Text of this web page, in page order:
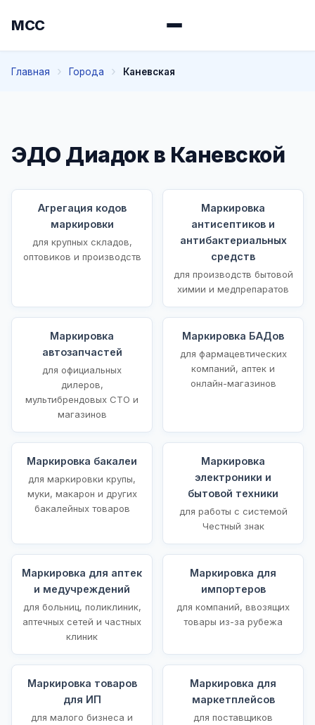
МСС
Главная Города Каневская
ЭДО Диадок в Каневской
Агрегация кодов
маркировки
для крупных складов,
оптовиков и производств
Маркировка
антисептиков и
антибактериальных
средств
для производств бытовой
химии и медпрепаратов
Маркировка
автозапчастей
для официальных
дилеров,
мультибрендовых СТО и
магазинов
Маркировка БАДов
для фармацевтических
компаний, аптек и
онлайн-магазинов
Маркировка бакалеи
для маркировки крупы,
муки, макарон и других
бакалейных товаров
Маркировка
электроники и
бытовой техники
для работы с системой
Честный знак
Маркировка для аптек
и медучреждений
для больниц, поликлиник,
аптечных сетей и частных
клиник
Маркировка для
импортеров
для компаний, ввозящих
товары из-за рубежа
Маркировка товаров
для ИП
для малого бизнеса и
Маркировка для
маркетплейсов
для поставщиков